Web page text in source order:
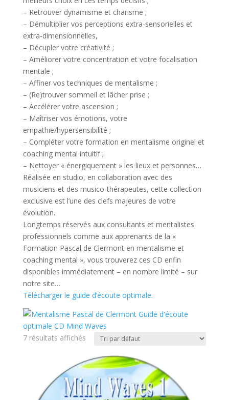
– Retrouver dynamisme et charisme ;
– Démultiplier vos perceptions extra-sensorielles et
extra-dimensionnelles,
– Décupler votre créativité ;
– Améliorer votre concentration et votre focalisation
mentale ;
– Affiner vos techniques de mentalisme ;
– (Re)trouver sommeil et lâcher prise ;
– Accélérer votre ascension ;
– Maîtriser vos émotions, votre
empathie/hypersensibilité ;
– Compléter votre formation en mentalisme originel et
coaching mental intuitif ;
– Nettoyer « énergiquement » les lieux et personnes…
Réalisée en studio, en collaboration avec des
musiciens et des musico-thérapeutes, cette collection
exclusive est l’une des clefs majeures de votre
évolution.
Longtemps réservés aux consultants et mentalistes
professionnels comme aux apprenants de la «
Formation Pascal de Clermont en mentalisme et
coaching mental », vous trouverez ces CD enfin
disponibles immédiatement – en nombre limité – sur
notre site…
Télécharger le guide d’écoute optimale.
7 résultats affichés